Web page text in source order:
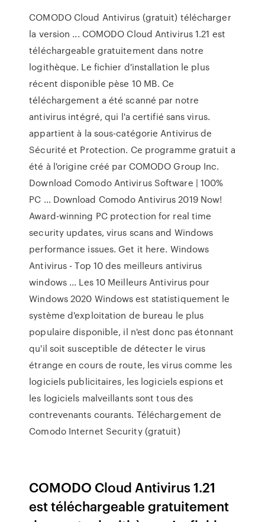
COMODO Cloud Antivirus (gratuit) télécharger
la version ... COMODO Cloud Antivirus 1.21 est
téléchargeable gratuitement dans notre
logithèque. Le fichier d'installation le plus
récent disponible pèse 10 MB. Ce
téléchargement a été scanné par notre
antivirus intégré, qui l'a certifié sans virus.
appartient à la sous-catégorie Antivirus de
Sécurité et Protection. Ce programme gratuit a
été à l'origine créé par COMODO Group Inc.
Download Comodo Antivirus Software | 100%
PC … Download Comodo Antivirus 2019 Now!
Award-winning PC protection for real time
security updates, virus scans and Windows
performance issues. Get it here. Windows
Antivirus - Top 10 des meilleurs antivirus
windows ... Les 10 Meilleurs Antivirus pour
Windows 2020 Windows est statistiquement le
système d'exploitation de bureau le plus
populaire disponible, il n'est donc pas étonnant
qu'il soit susceptible de détecter le virus
étrange en cours de route, les virus comme les
logiciels publicitaires, les logiciels espions et
les logiciels malveillants sont tous des
contrevenants courants. Téléchargement de
Comodo Internet Security (gratuit)
COMODO Cloud Antivirus 1.21
est téléchargeable gratuitement